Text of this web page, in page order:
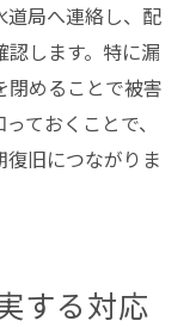
道局へ連絡し、配
します。特に漏
閉めることで被害
ておくことで、
旧につながりま
する対応